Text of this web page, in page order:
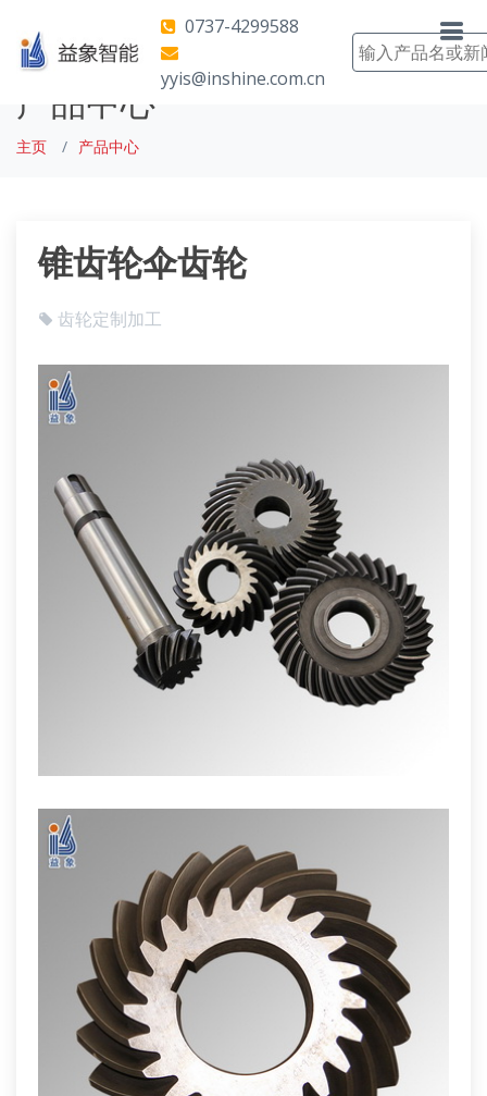
0737-4299588
yyis@inshine.com.cn
产品中心
主页 产品中心
锥齿轮伞齿轮
齿轮定制加工